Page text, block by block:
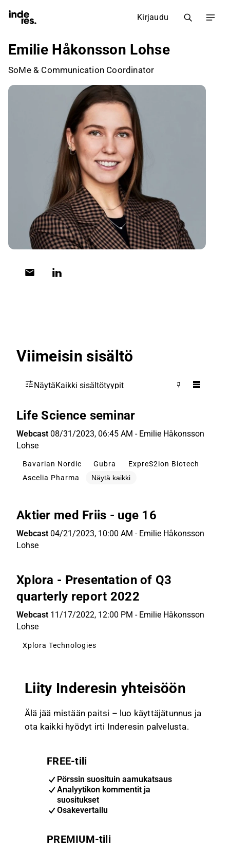
Kirjaudu
Emilie Håkonsson Lohse
SoMe & Communication Coordinator
Viimeisin sisältö
NäytäKaikki sisältötyypit
Life Science seminar
Webcast 08/31/2023, 06:45 AM - Emilie Håkonsson
Lohse
Bavarian Nordic Gubra
ExpreS2ion Biotech
Ascelia Pharma
Näytä kaikki
Aktier med Friis - uge 16
Webcast 04/21/2023, 10:00 AM - Emilie Håkonsson
Lohse
Xplora - Presentation of Q3
quarterly report 2022
Webcast 11/17/2022, 12:00 PM - Emilie Håkonsson
Lohse
Xplora Technologies
Liity Inderesin yhteisöön
Älä jää mistään paitsi – luo käyttäjätunnus ja
ota kaikki hyödyt irti Inderesin palvelusta.
FREE-tili
Pörssin suosituin aamukatsaus
Analyytikon kommentit ja
suositukset
Osakevertailu
PREMIUM-tili